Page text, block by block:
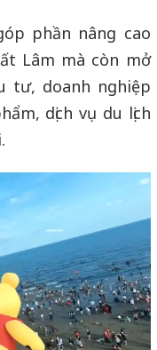
phần nâng cao
Lâm mà còn mở
tư, doanh nghiệp
dịch vụ du lịch